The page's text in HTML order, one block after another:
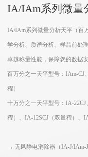
IA/IAm系列微量
IA/IAm系列微量分析天平（百
学分析、质谱分析、样品前处
卓越称量性能，保障您的数据
百万分之一天平型号：IAm-CJ
程）
十万分之一天平型号：IA-
程）、IA-12SCJ（双量程）、
→ 无风静电消除器（IA-J/IAm-